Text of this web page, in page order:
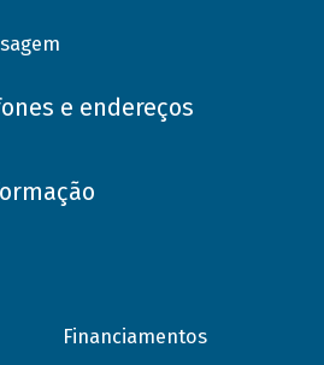
e endereços
Financiamentos